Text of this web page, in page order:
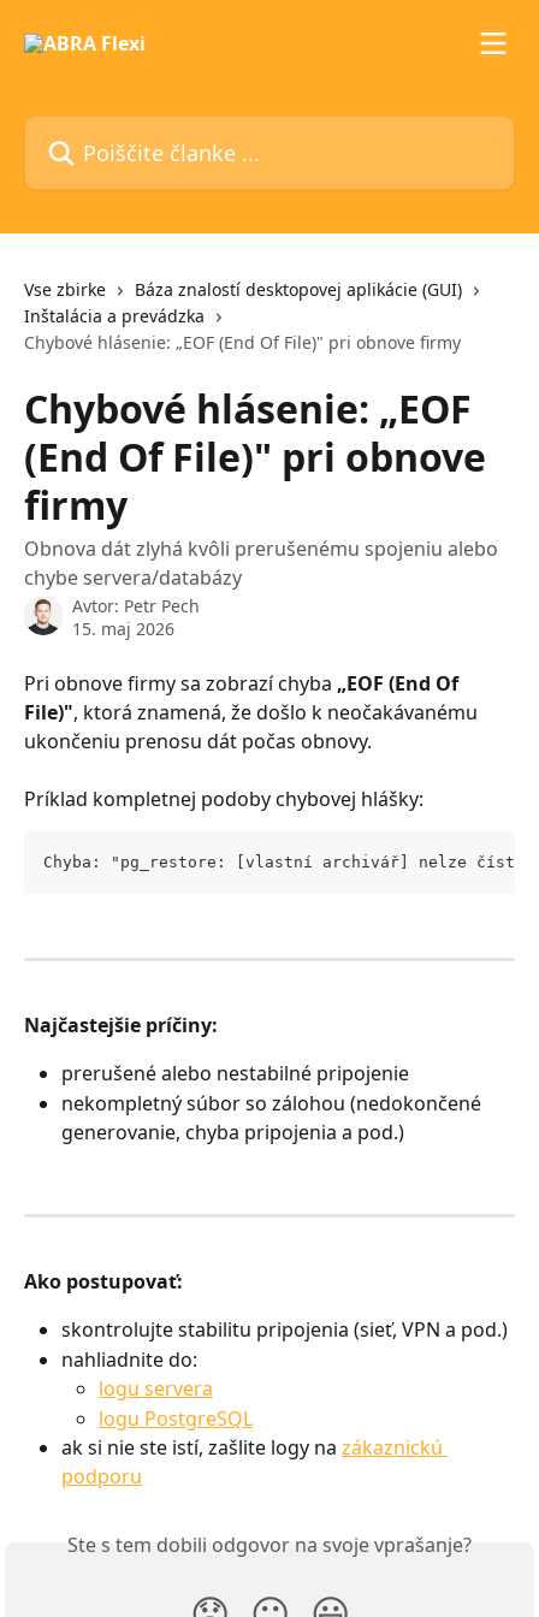
Poiščite članke ...
Vse zbirke
Báza znalostí desktopovej aplikácie (GUI)
Inštalácia a prevádzka
Chybové hlásenie: „EOF (End Of File)" pri obnove firmy
Chybové hlásenie: „EOF
(End Of File)" pri obnove
firmy
Obnova dát zlyhá kvôli prerušenému spojeniu alebo
chybe servera/databázy
Avtor: Petr Pech
15. maj 2026
Pri obnove firmy sa zobrazí chyba „EOF (End Of
File)", ktorá znamená, že došlo k neočakávanému
ukončeniu prenosu dát počas obnovy.
Príklad kompletnej podoby chybovej hlášky:
Chyba: "pg_restore: [vlastní archivář] nelze číst
Najčastejšie príčiny:
prerušené alebo nestabilné pripojenie
nekompletný súbor so zálohou (nedokončené
generovanie, chyba pripojenia a pod.)
Ako postupovať:
skontrolujte stabilitu pripojenia (sieť, VPN a pod.)
nahliadnite do:
logu servera
logu PostgreSQL
ak si nie ste istí, zašlite logy na zákaznickú
podporu
Ste s tem dobili odgovor na svoje vprašanje?